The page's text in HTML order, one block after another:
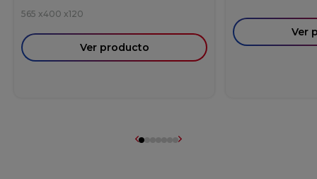
565 x400 x120
Ver producto
Ver